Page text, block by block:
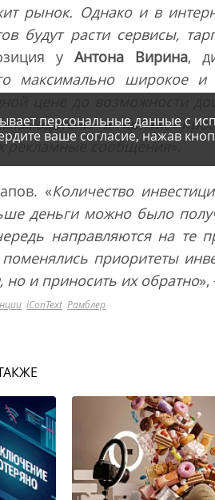
рынок. Однако и в
будут расти сервисы,
у Антона Вирина,
максимально широкое
в кризис
сообщения».
«Количество
деньги можно было
направляются на те
приоритеты
но и приносить их обратно»,
iConText Рамблер
персональные данныес
ваше согласие, нажав